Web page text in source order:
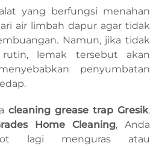
yang berfungsi menahan
air limbah dapur agar tidak
Namun, jika tidak
rutin, lemak tersebut akan
penyumbatan
cleaning grease trap Gresik.
Home Cleaning, Anda
lagi menguras atau